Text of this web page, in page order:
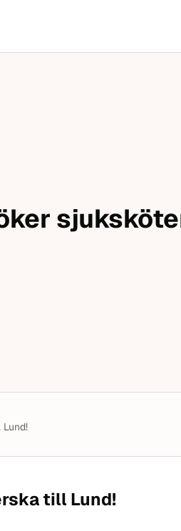
till Lund!